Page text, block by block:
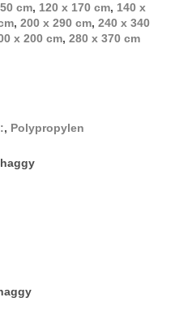
cm, 120 x 170 cm, 140 x
, 200 x 290 cm, 240 x 340
x 200 cm, 280 x 370 cm
, Polypropylen